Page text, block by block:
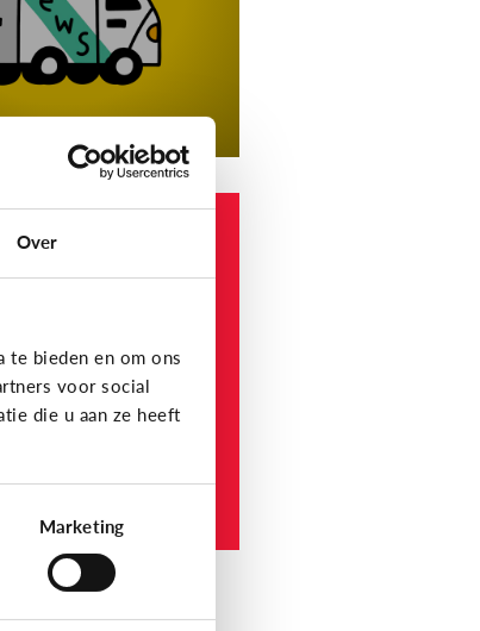
Over
bieden en om ons
voor social
die u aan ze heeft
Marketing
en jongeren?